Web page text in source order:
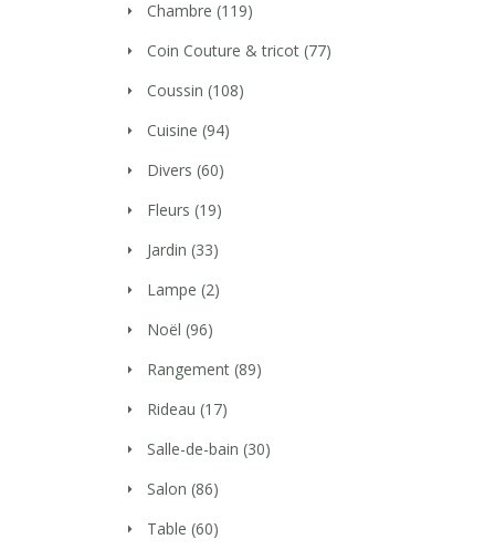
Chambre (119)
Coin Couture & tricot (77)
Coussin (108)
Cuisine (94)
Divers (60)
Fleurs (19)
Jardin (33)
Lampe (2)
Noël (96)
Rangement (89)
Rideau (17)
Salle-de-bain (30)
Salon (86)
Table (60)